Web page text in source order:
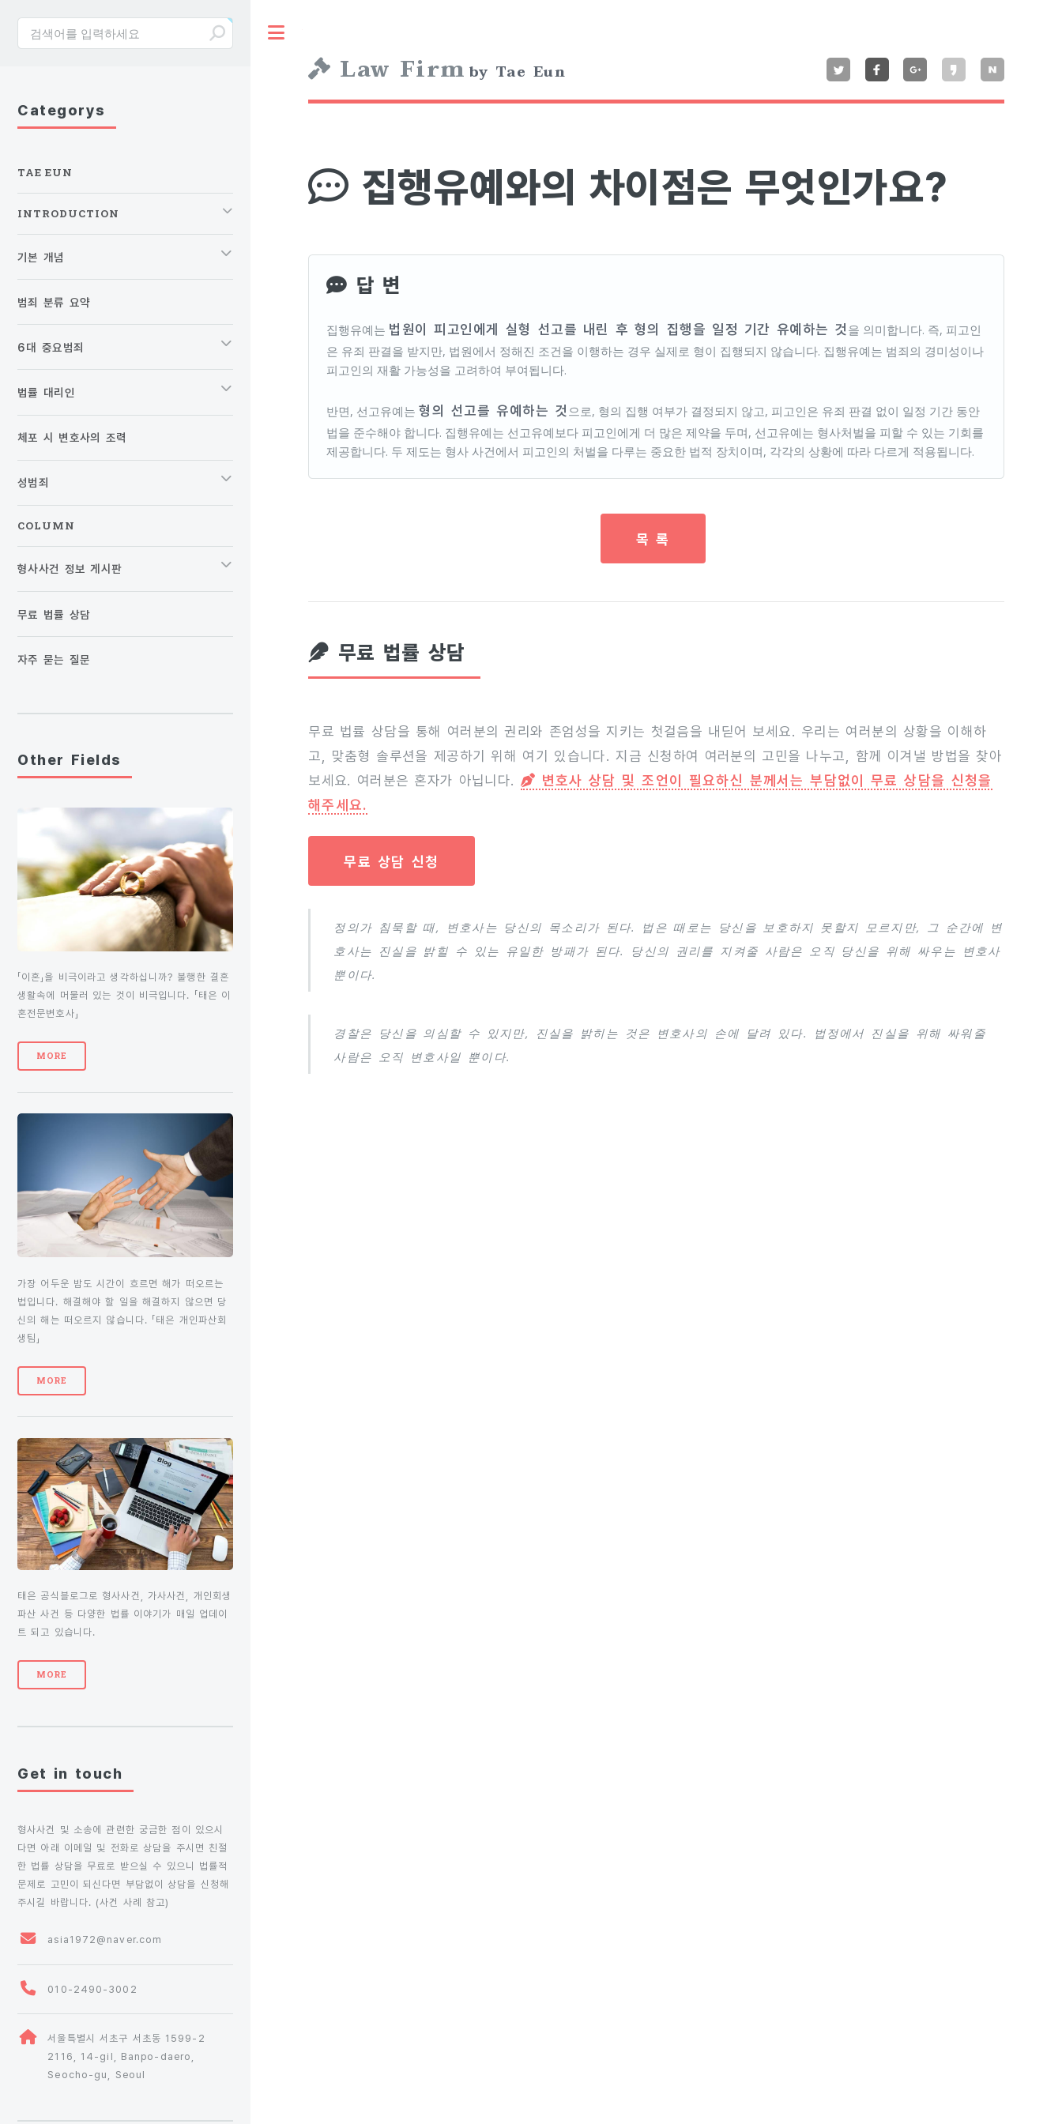
Law Firm by Tae Eun
집행유예와의 차이점은 무엇인가요?
답 변
집행유예는 법원이 피고인에게 실형 선고를 내린 후 형의 집행을 일정 기간 유예하는 것 을 의미합니다. 즉, 피고인
은 유죄 판결을 받지만, 법원에서 정해진 조건을 이행하는 경우 실제로 형이 집행되지 않습니다. 집행유예는 범죄의 경미성이나
피고인의 재활 가능성을 고려하여 부여됩니다.
반면, 선고유예는형의 선고를 유예하는 것 으로, 형의 집행 여부가 결정되지 않고, 피고인은 유죄 판결 없이 일정 기간 동안
법을 준수해야 합니다. 집행유예는 선고유예보다 피고인에게 더 많은 제약을 두며, 선고유예는 형사처벌을 피할 수 있는 기회를
제공합니다. 두 제도는 형사 사건에서 피고인의 처벌을 다루는 중요한 법적 장치이며, 각각의 상황에 따라 다르게 적용됩니다.
목 록
무료 법률 상담
무료 법률 상담을 통해 여러분의 권리와 존엄성을 지키는 첫걸음을 내딛어 보세요. 우리는 여러분의 상황을 이해하
고, 맞춤형 솔루션을 제공하기 위해 여기 있습니다. 지금 신청하여 여러분의 고민을 나누고, 함께 이겨낼 방법을 찾아
보세요. 여러분은 혼자가 아닙니다.
변호사 상담 및 조언이 필요하신 분께서는 부담없이 무료 상담을 신청을
해주세요.
무료 상담 신청
정의가 침묵할 때, 변호사는 당신의 목소리가 된다. 법은 때로는 당신을 보호하지 못할지 모르지만, 그 순간에 변
호사는 진실을 밝힐 수 있는 유일한 방패가 된다. 당신의 권리를 지켜줄 사람은 오직 당신을 위해 싸우는 변호사
뿐이다.
경찰은 당신을 의심할 수 있지만, 진실을 밝히는 것은 변호사의 손에 달려 있다. 법정에서 진실을 위해 싸워줄
사람은 오직 변호사일 뿐이다.
Categorys
TAE EUN
INTRODUCTION
기본 개념
범죄 분류 요약
6대 중요범죄
법률 대리인
체포 시 변호사의 조력
성범죄
COLUMN
형사사건 정보 게시판
무료 법률 상담
자주 묻는 질문
Other Fields
「이혼」을 비극이라고 생각하십니까? 불행한 결혼
생활속에 머물러 있는 것이 비극입니다. 「태은 이
혼전문변호사」
MORE
가장 어두운 밤도 시간이 흐르면 해가 떠오르는
법입니다. 해결해야 할 일을 해결하지 않으면 당
신의 해는 떠오르지 않습니다. 「태은 개인파산회
생팀」
MORE
태은 공식블로그로 형사사건, 가사사건, 개인회생
파산 사건 등 다양한 법률 이야기가 매일 업데이
트 되고 있습니다.
MORE
Get in touch
형사사건 및 소송에 관련한 궁금한 점이 있으시
다면 아래 이메일 및 전화로 상담을 주시면 친절
한 법률 상담을 무료로 받으실 수 있으니 법률적
문제로 고민이 되신다면 부담없이 상담을 신청해
주시길 바랍니다. (사건 사례 참고)
asia1972@naver.com
010-2490-3002
서울특별시 서초구 서초동 1599-2
2116, 14-gil, Banpo-daero,
Seocho-gu, Seoul